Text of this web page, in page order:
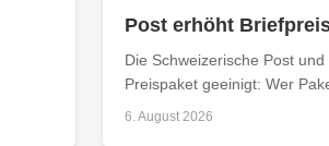
Post erhöht
Die Schweizerische Post
Preispaket geeinigt: Wer
6. August 2026